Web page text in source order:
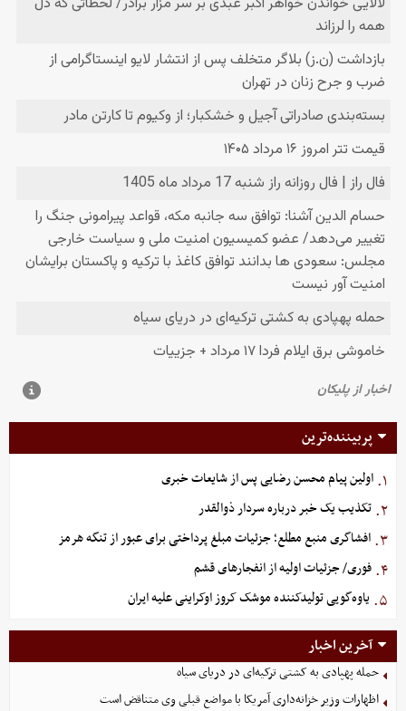
پربیننده‌ترین
۱. اولین پیام محسن رضایی پس از شایعات خبری
۲. تکذیب یک خبر درباره سردار ذوالقدر
۳. افشاگری منبع مطلع؛ جزئیات مبلغ پرداختی برای عبور از تنگه هرمز
۴. فوری/ جزئیات اولیه از انفجارهای قشم
۵. یاوه‌گویی تولیدکننده موشک کروز اوکراینی علیه ایران
آخرین اخبار
حمله پهپادی به کشتی ترکیه‌ای در دریای سیاه
اظهارات وزیر خزانه‌داری آمریکا با مواضع قبلی وی متناقض است